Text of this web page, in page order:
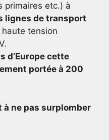
primaires etc.) à
lignes de transport
haute tension
d’Europe cette
portée à 200
à ne pas surplomber